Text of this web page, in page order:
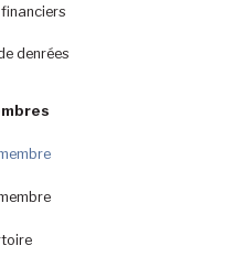
denrées